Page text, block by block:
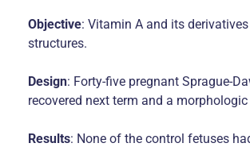
Objective: Vitamin A and its
structures.
Design: Forty-five pregnant Sprague-
recovered next term and a
Results: None of the control fetuses